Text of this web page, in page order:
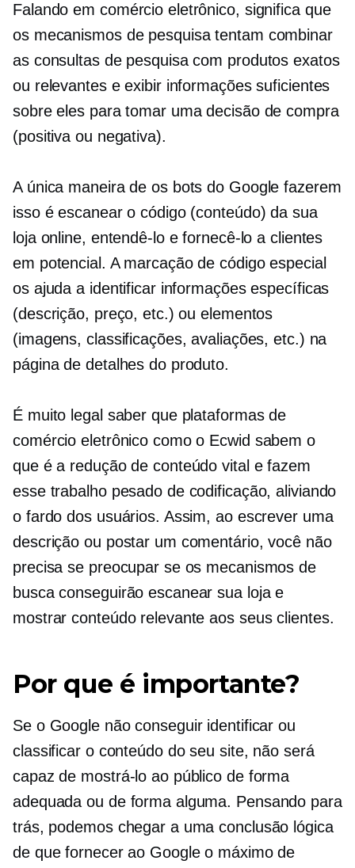
Falando em comércio eletrônico, significa que
os mecanismos de pesquisa tentam combinar
as consultas de pesquisa com produtos exatos
ou relevantes e exibir informações suficientes
sobre eles para tomar uma decisão de compra
(positiva ou negativa).
A única maneira de os bots do Google fazerem
isso é escanear o código (conteúdo) da sua
loja online, entendê-lo e fornecê-lo a clientes
em potencial. A marcação de código especial
os ajuda a identificar informações específicas
(descrição, preço, etc.) ou elementos
(imagens, classificações, avaliações, etc.) na
página de detalhes do produto.
É muito legal saber que plataformas de
comércio eletrônico como o Ecwid sabem o
que é a redução de conteúdo vital e fazem
esse trabalho pesado de codificação, aliviando
o fardo dos usuários. Assim, ao escrever uma
descrição ou postar um comentário, você não
precisa se preocupar se os mecanismos de
busca conseguirão escanear sua loja e
mostrar conteúdo relevante aos seus clientes.
Por que é importante?
Se o Google não conseguir identificar ou
classificar o conteúdo do seu site, não será
capaz de mostrá-lo ao público de forma
adequada ou de forma alguma. Pensando para
trás, podemos chegar a uma conclusão lógica
de que fornecer ao Google o máximo de